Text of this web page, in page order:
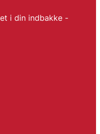
i din indbakke -